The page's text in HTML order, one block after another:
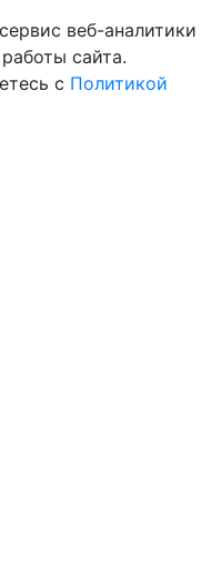
веб-аналитики
сайта.
с Политикой